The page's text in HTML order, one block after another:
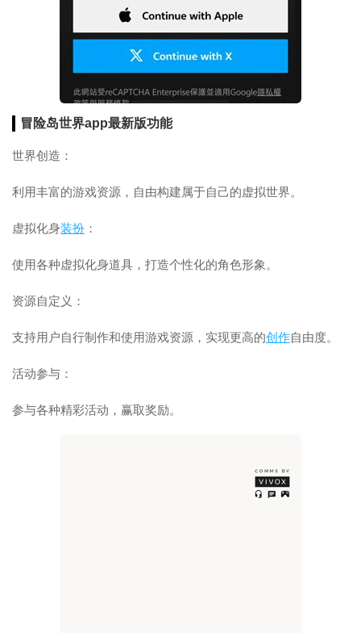
冒险岛世界app最新版功能
世界创造：
利用丰富的游戏资源，自由构建属于自己的虚拟世界。
虚拟化身装扮 ：
使用各种虚拟化身道具，打造个性化的角色形象。
资源自定义：
支持用户自行制作和使用游戏资源，实现更高的创作自由度。
活动参与：
参与各种精彩活动，赢取奖励。